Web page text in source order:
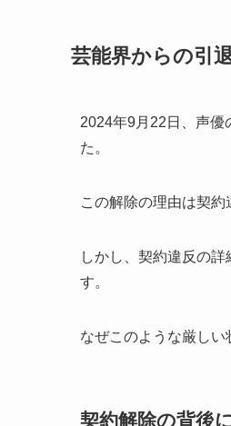
芸能界からの引
2024年9月22日、声優
た。
この解除の理由は契約
しかし、契約違反の
す。
なぜこのような厳しい
契約解除の背後